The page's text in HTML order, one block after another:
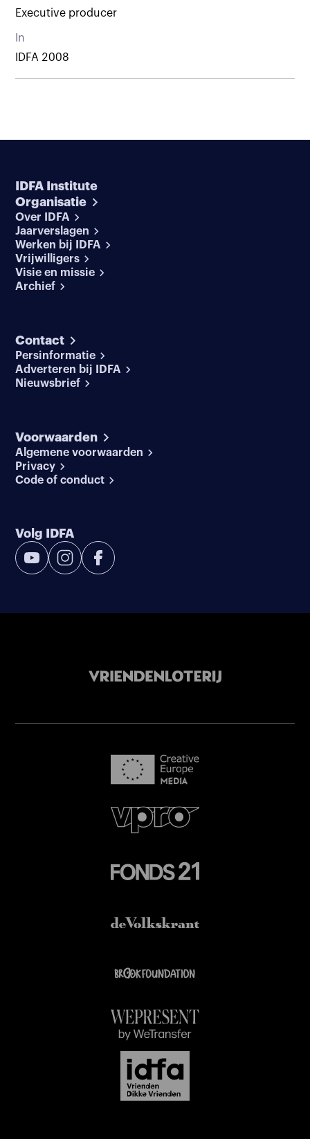
Executive producer
In
IDFA 2008
IDFA Institute
Organisatie
Over IDFA
Jaarverslagen
Werken bij IDFA
Vrijwilligers
Visie en missie
Archief
Contact
Persinformatie
Adverteren bij IDFA
Nieuwsbrief
Voorwaarden
Algemene voorwaarden
Privacy
Code of conduct
Volg IDFA